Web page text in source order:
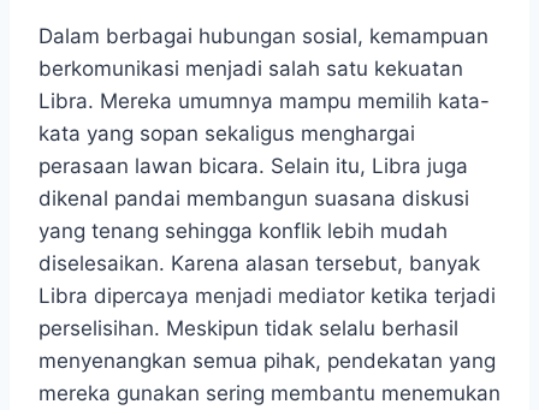
Dalam berbagai hubungan sosial, kemampuan
berkomunikasi menjadi salah satu kekuatan
Libra. Mereka umumnya mampu memilih kata-
kata yang sopan sekaligus menghargai
perasaan lawan bicara. Selain itu, Libra juga
dikenal pandai membangun suasana diskusi
yang tenang sehingga konflik lebih mudah
diselesaikan. Karena alasan tersebut, banyak
Libra dipercaya menjadi mediator ketika terjadi
perselisihan. Meskipun tidak selalu berhasil
menyenangkan semua pihak, pendekatan yang
mereka gunakan sering membantu menemukan